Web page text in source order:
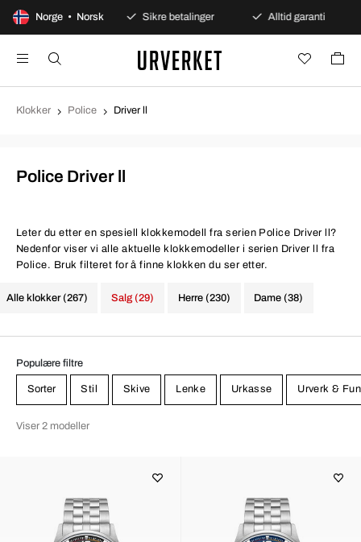
Norge • Norsk
åpent kjøp Sikre betalinger Alltid garanti
Klokker Police Driver ll
Police Driver ll
Leter du etter en spesiell klokkemodell fra serien Police Driver ll?
Nedenfor viser vi alle aktuelle klokkemodeller i serien Driver ll fra
Police. Bruk filteret for å finne klokken du ser etter.
Alle klokker (267) Herre (230) Dame (38)
Salg (29)
Populære filtre
Sorter Stil Skive Lenke Urkasse Urverk &
Viser 2 modeller